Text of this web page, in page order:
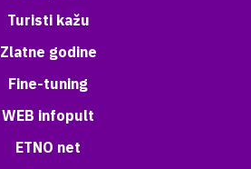
Turisti kažu
Zlatne godine
Fine-tuning
WEB infopult
ETNO net